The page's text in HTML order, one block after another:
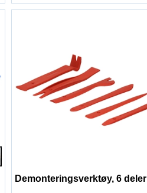
Demonteringsverktøy, 6 deler